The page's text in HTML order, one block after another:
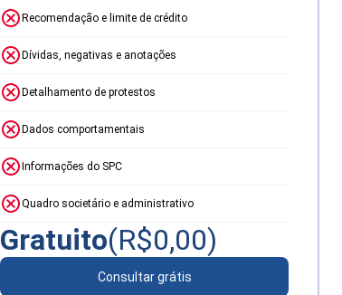
Recomendação e limite de crédito
Dívidas, negativas e anotações
Detalhamento de protestos
Dados comportamentais
Informações do SPC
Quadro societário e administrativo
Gratuito(R$0,00)
Consultar grátis